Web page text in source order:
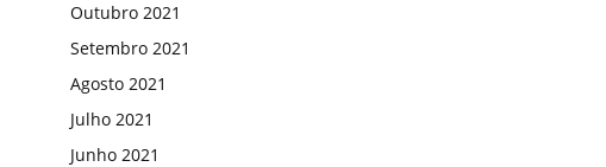
Outubro 2021
Setembro 2021
Agosto 2021
Julho 2021
Junho 2021